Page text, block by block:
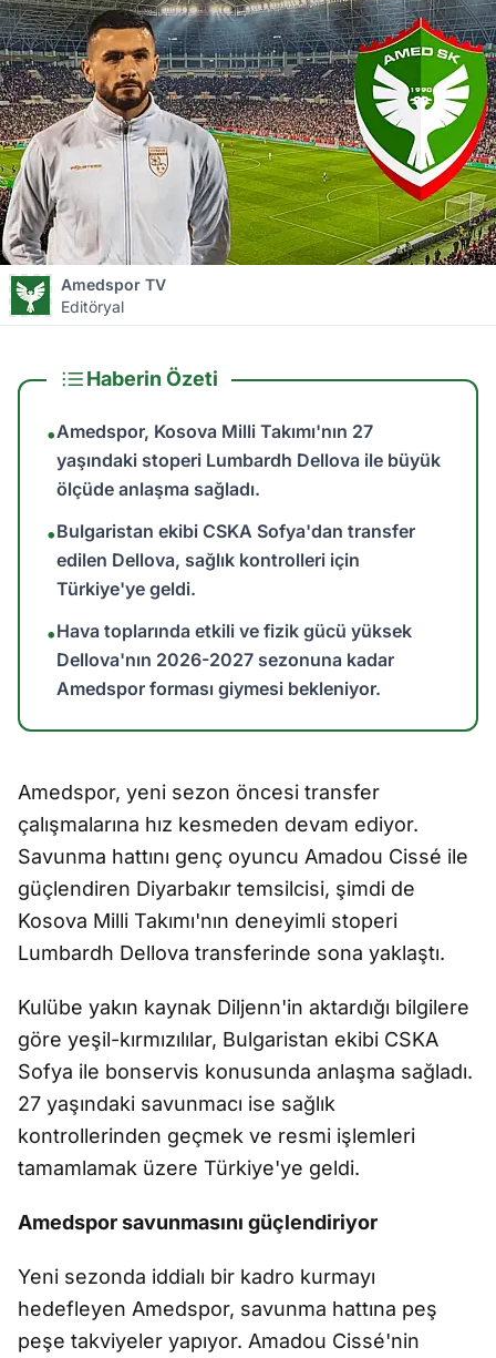
Amedspor TV
Editöryal
Haberin Özeti
•Amedspor, Kosova Milli Takımı'nın 27
yaşındaki stoperi Lumbardh Dellova ile büyük
ölçüde anlaşma sağladı.
•Bulgaristan ekibi CSKA Sofya'dan transfer
edilen Dellova, sağlık kontrolleri için
Türkiye'ye geldi.
•Hava toplarında etkili ve fizik gücü yüksek
Dellova'nın 2026-2027 sezonuna kadar
Amedspor forması giymesi bekleniyor.
Amedspor, yeni sezon öncesi transfer
çalışmalarına hız kesmeden devam ediyor.
Savunma hattını genç oyuncu Amadou Cissé ile
güçlendiren Diyarbakır temsilcisi, şimdi de
Kosova Milli Takımı'nın deneyimli stoperi
Lumbardh Dellova transferinde sona yaklaştı.
Kulübe yakın kaynak Diljenn'in aktardığı bilgilere
göre yeşil-kırmızılılar, Bulgaristan ekibi CSKA
Sofya ile bonservis konusunda anlaşma sağladı.
27 yaşındaki savunmacı ise sağlık
kontrollerinden geçmek ve resmi işlemleri
tamamlamak üzere Türkiye'ye geldi.
Amedspor savunmasını güçlendiriyor
Yeni sezonda iddialı bir kadro kurmayı
hedefleyen Amedspor, savunma hattına peş
peşe takviyeler yapıyor. Amadou Cissé'nin